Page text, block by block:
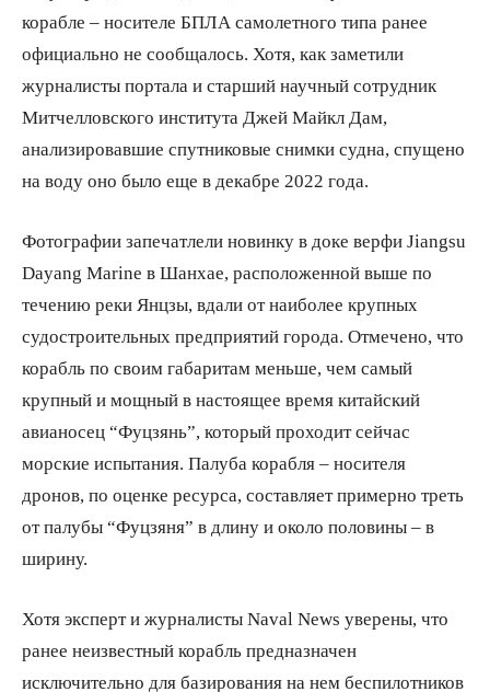
корабле – носителе БПЛА самолетного типа ранее
официально не сообщалось. Хотя, как заметили
журналисты портала и старший научный сотрудник
Митчелловского института Джей Майкл Дам,
анализировавшие спутниковые снимки судна, спущено
на воду оно было еще в декабре 2022 года.
Фотографии запечатлели новинку в доке верфи Jiangsu
Dayang Marine в Шанхае, расположенной выше по
течению реки Янцзы, вдали от наиболее крупных
судостроительных предприятий города. Отмечено, что
корабль по своим габаритам меньше, чем самый
крупный и мощный в настоящее время китайский
авианосец “Фуцзянь”, который проходит сейчас
морские испытания. Палуба корабля – носителя
дронов, по оценке ресурса, составляет примерно треть
от палубы “Фуцзяня” в длину и около половины – в
ширину.
Хотя эксперт и журналисты Naval News уверены, что
ранее неизвестный корабль предназначен
исключительно для базирования на нем беспилотников